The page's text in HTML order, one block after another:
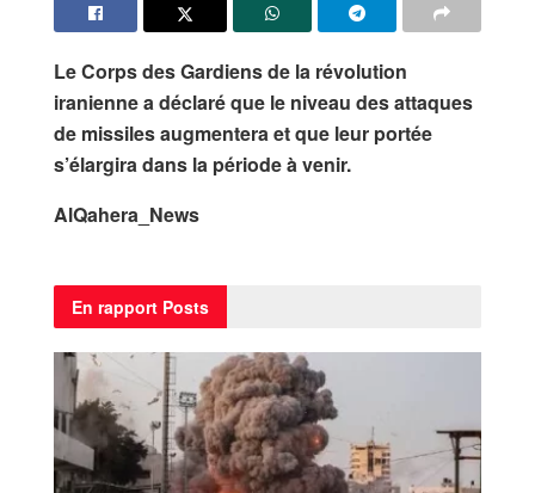
Le Corps des Gardiens de la révolution
iranienne a déclaré que le niveau des attaques
de missiles augmentera et que leur portée
s’élargira dans la période à venir.
AlQahera_News
En rapport Posts